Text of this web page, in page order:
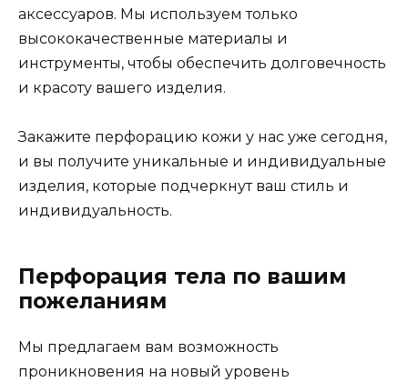
аксессуаров. Мы используем только
высококачественные материалы и
инструменты, чтобы обеспечить долговечность
и красоту вашего изделия.
Закажите перфорацию кожи у нас уже сегодня,
и вы получите уникальные и индивидуальные
изделия, которые подчеркнут ваш стиль и
индивидуальность.
Перфорация тела по вашим
пожеланиям
Мы предлагаем вам возможность
проникновения на новый уровень